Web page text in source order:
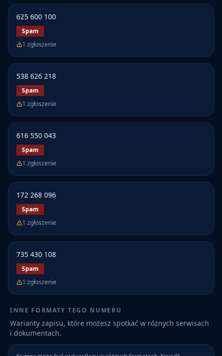
625 600 100
Spam
1 zgłoszenie
538 626 218
Spam
1 zgłoszenie
616 550 043
Spam
1 zgłoszenie
172 268 096
Spam
1 zgłoszenie
735 430 108
Spam
1 zgłoszenie
INNE FORMATY TEGO NUMERU
Warianty zapisu, które możesz spotkać w różnych serwisach
i dokumentach.